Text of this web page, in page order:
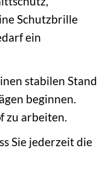
Schutzbrille
ein
stabilen Stand
beginnen.
zu arbeiten.
Sie jederzeit die